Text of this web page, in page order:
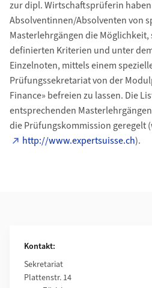
zur dipl. Wirtschaftsprüferin haben
Absolventinnen/Absolventen von
Masterlehrgängen die
definierten Kriterien und unter
Einzelnoten, mittels einem
Prüfungssekretariat von der
Finance» befreien zu lassen. Die
entsprechenden
die Prüfungskommission geregelt
http://www.expertsuisse.ch).
Kontakt:
Sekretariat
Plattenstr. 14